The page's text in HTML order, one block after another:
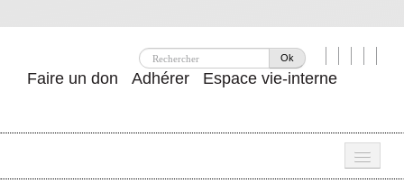
Ok
Faire un don Adhérer Espace vie-interne